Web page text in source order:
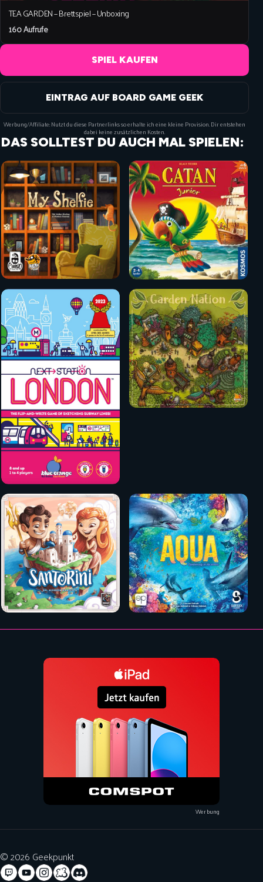
TEA GARDEN – Brettspiel – Unboxing
160 Aufrufe
SPIEL KAUFEN
EINTRAG AUF BOARD GAME GEEK
Werbung/Affiliate: Nutzt du diese Partnerlinks so erhalte ich eine kleine Provision. Dir entstehen
dabei keine zusätzlichen Kosten.
DAS SOLLTEST DU AUCH MAL SPIELEN:
Werbung
© 2026 Geekpunkt